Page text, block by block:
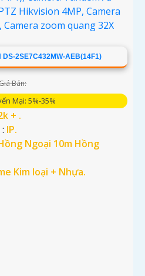
DS-2SE7C432MW-AEB(14F1)
Bán:
Mại: 5%-35%
+ .
IP.
Ngoại 10m Hồng
Kim loại + Nhựa.